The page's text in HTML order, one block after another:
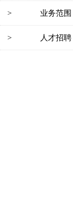
> 业务范围
> 人才招聘